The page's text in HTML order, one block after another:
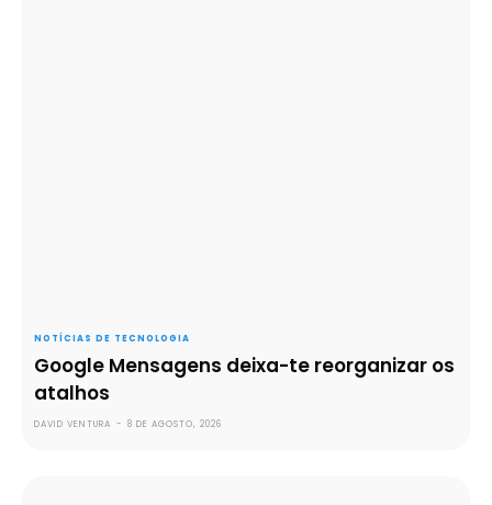
NOTÍCIAS DE TECNOLOGIA
Google Mensagens deixa-te reorganizar os
atalhos
DAVID VENTURA - 8 DE AGOSTO, 2026